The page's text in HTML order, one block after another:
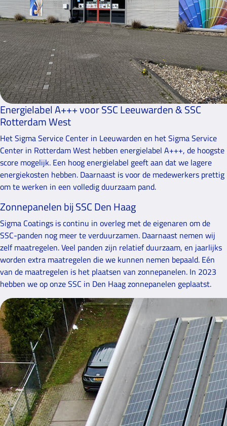
Energielabel A+++ voor SSC Leeuwarden & SSC
Rotterdam West
Het Sigma Service Center in Leeuwarden en het Sigma Service
Center in Rotterdam West hebben energielabel A+++, de hoogste
score mogelijk. Een hoog energielabel geeft aan dat we lagere
energiekosten hebben. Daarnaast is voor de medewerkers prettig
om te werken in een volledig duurzaam pand.
Zonnepanelen bij SSC Den Haag
Sigma Coatings is continu in overleg met de eigenaren om de
SSC-panden nog meer te verduurzamen. Daarnaast nemen wij
zelf maatregelen. Veel panden zijn relatief duurzaam, en jaarlijks
worden extra maatregelen die we kunnen nemen bepaald. Eén
van de maatregelen is het plaatsen van zonnepanelen. In 2023
hebben we op onze SSC in Den Haag zonnepanelen geplaatst.